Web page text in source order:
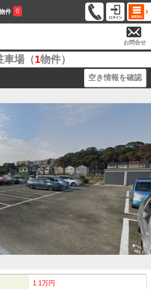
件 0
お問合せ
車場（1物件）
空き情報を確認
1.1万円